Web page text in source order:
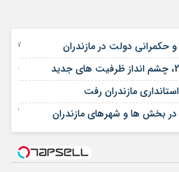
حکمرانی دولت در مازندران 07 جولای 2025
29 آوریل 2025
مازندران رفت
در بخش ها و شهرهای مازندران 22 فوریه 2025